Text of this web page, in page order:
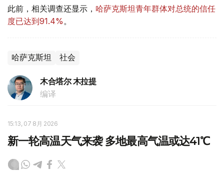
此前，相关调查还显示， 哈萨克斯坦青年群体对总统的信任
度已达到91.4%。
哈萨克斯坦 社会
木合塔尔 木拉提
编译
15:13, 07 8月 2026
新一轮高温天气来袭 多地最高气温或达41℃